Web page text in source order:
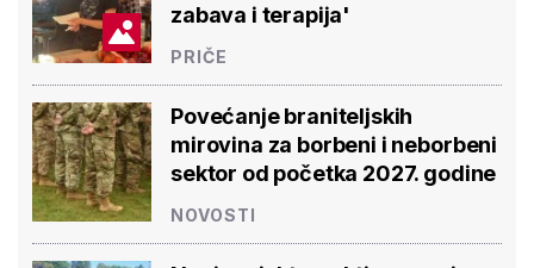
zabava i terapija'
PRIČE
Povećanje braniteljskih
mirovina za borbeni i neborbeni
sektor od početka 2027. godine
NOVOSTI